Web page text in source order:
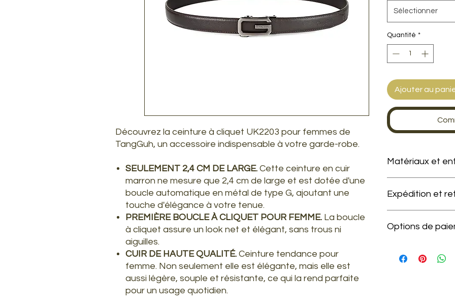
Découvrez la ceinture à cliquet UK2203 pour femmes de
TangGuh, un accessoire indispensable à votre garde-robe.
SEULEMENT 2,4 CM DE LARGE. Cette ceinture en cuir
marron ne mesure que 2,4 cm de large et est dotée d'une
boucle automatique en métal de type G, ajoutant une
touche d'élégance à votre tenue.
PREMIÈRE BOUCLE À CLIQUET POUR FEMME. La boucle
à cliquet assure un look net et élégant, sans trous ni
aiguilles.
CUIR DE HAUTE QUALITÉ. Ceinture tendance pour
femme. Non seulement elle est élégante, mais elle est
aussi légère, souple et résistante, ce qui la rend parfaite
pour un usage quotidien.
Sélectionner
Quantité *
Ajouter au
Matériaux et
À protéger de la
Ranger le
chiffon doux.
Expédition et
pour toute
Veuillez noter que
Options de
Klarna